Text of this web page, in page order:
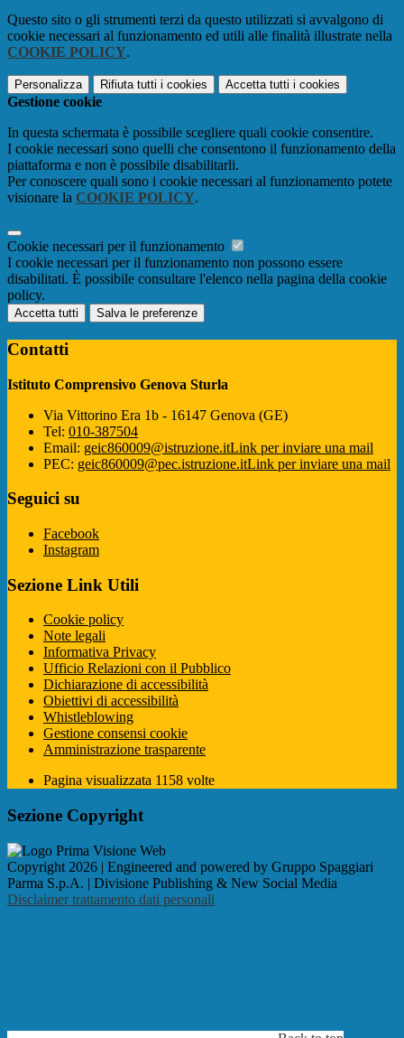
Questo sito o gli strumenti terzi da questo utilizzati si avvalgono di
cookie necessari al funzionamento ed utili alle finalità illustrate nella
COOKIE POLICY.
Personalizza Rifiuta tutti i cookies Accetta tutti i cookies
Gestione cookie
In questa schermata è possibile scegliere quali cookie consentire.
I cookie necessari sono quelli che consentono il funzionamento della
piattaforma e non è possibile disabilitarli.
Per conoscere quali sono i cookie necessari al funzionamento potete
visionare la COOKIE POLICY.
Cookie necessari per il funzionamento
I cookie necessari per il funzionamento non possono essere
disabilitati. È possibile consultare l'elenco nella pagina della cookie
policy.
Accetta tutti Salva le preferenze
Contatti
Istituto Comprensivo Genova Sturla
Via Vittorino Era 1b - 16147 Genova (GE)
Tel: 010-387504
Email: geic860009@istruzione.itLink per inviare una mail
PEC: geic860009@pec.istruzione.itLink per inviare una mail
Seguici su
Facebook
Instagram
Sezione Link Utili
Cookie policy
Note legali
Informativa Privacy
Ufficio Relazioni con il Pubblico
Dichiarazione di accessibilità
Obiettivi di accessibilità
Whistleblowing
Gestione consensi cookie
Amministrazione trasparente
Pagina visualizzata 1158 volte
Sezione Copyright
Copyright 2026 | Engineered and powered by Gruppo Spaggiari
Parma S.p.A. | Divisione Publishing & New Social Media
Disclaimer trattamento dati personali